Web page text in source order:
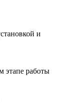
и
этапе работы